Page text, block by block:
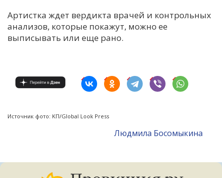
Артистка ждет вердикта врачей и контрольных
анализов, которые покажут, можно ее
выписывать или еще рано.
Источник фото: KП/Global Look Press
Людмила Босомыкина